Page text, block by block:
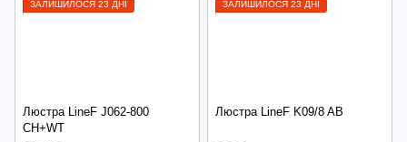
ЗАЛИШИЛОСЯ 23 ДНІ
Люстра LineF J062-800
CH+WT
ЗАЛИШИЛОСЯ 23 ДНІ
Люстра LineF K09/8 AB